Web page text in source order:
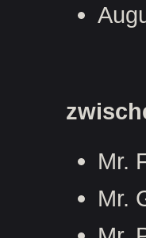
Mr.
Mr.